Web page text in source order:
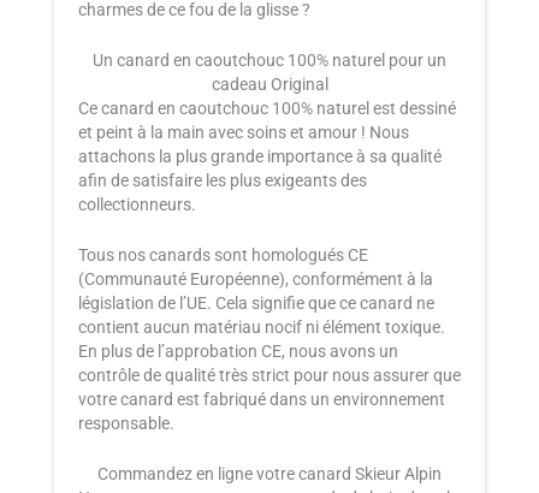
charmes de ce fou de la glisse ?
Un canard en caoutchouc 100% naturel pour un
cadeau Original
Ce canard en caoutchouc 100% naturel est dessiné
et peint à la main avec soins et amour ! Nous
attachons la plus grande importance à sa qualité
afin de satisfaire les plus exigeants des
collectionneurs.
Tous nos canards sont homologués CE
(Communauté Européenne), conformément à la
législation de l’UE. Cela signifie que ce canard ne
contient aucun matériau nocif ni élément toxique.
En plus de l’approbation CE, nous avons un
contrôle de qualité très strict pour nous assurer que
votre canard est fabriqué dans un environnement
responsable.
Commandez en ligne votre canard Skieur Alpin